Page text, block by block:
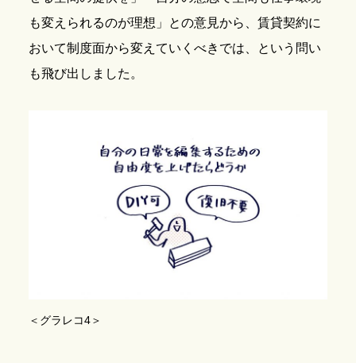
も変えられるのが理想」との意見から、賃貸契約に
おいて制度面から変えていくべきでは、という問い
も飛び出しました。
＜グラレコ4＞